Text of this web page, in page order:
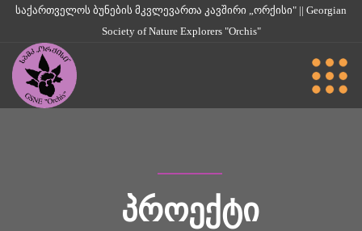
საქართველოს ბუნების მკვლევართა კავშირი „ორქისი" || Georgian
Society of Nature Explorers "Orchis"
ᲞᲠᲝᲔᲥᲢᲘ